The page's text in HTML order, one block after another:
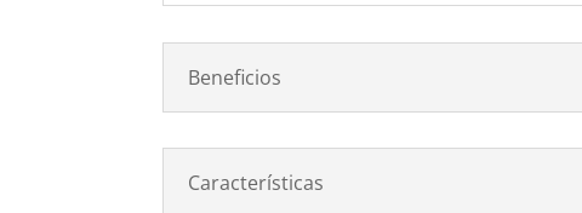
Beneficios
Características